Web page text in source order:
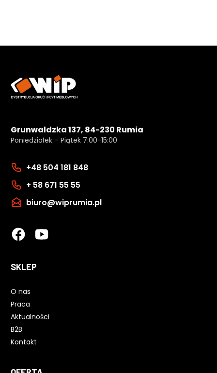
Grunwaldzka 137, 84-230 Rumia
Poniedziałek – Piątek 7:00-15:00
+48 504 181 848
+ 58 671 55 55
biuro@wiprumia.pl
SKLEP
O nas
Praca
Aktualności
B2B
Kontakt